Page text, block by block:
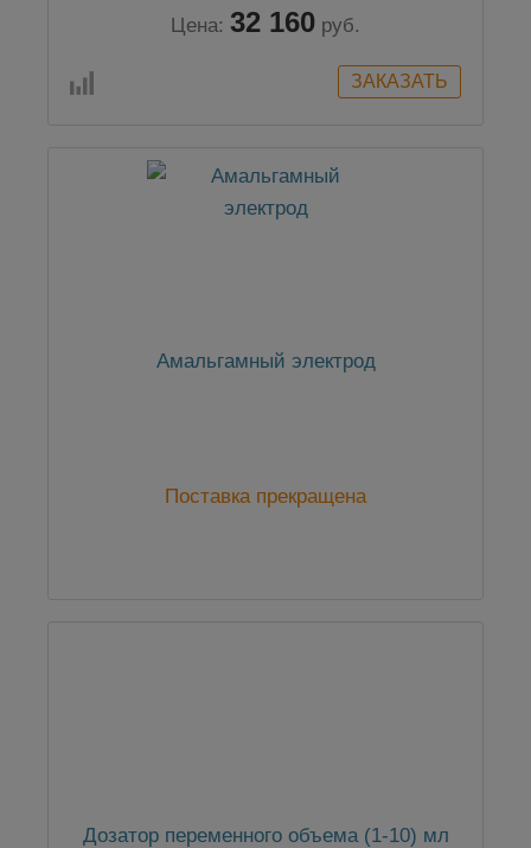
Цена: 32 160 руб.
Амальгамный электрод
Поставка прекращена
Дозатор переменного объема (1-10) мл